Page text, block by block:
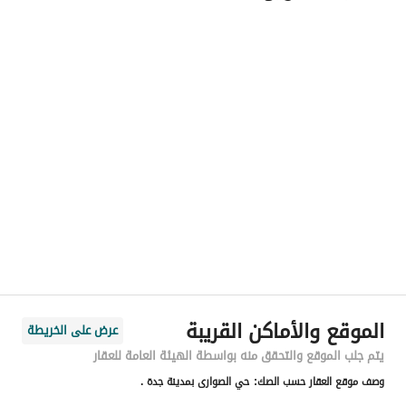
فلل بأعلى المواصفات لتجربة حياة فاخرة.
اسم المسؤول
رقم المبنى
4229
الرقم الاضافي
8226
الموقع والأماكن القريبة
عرض على الخريطة
يتم جلب الموقع والتحقق منه بواسطة الهيئة العامة للعقار
وصف موقع العقار حسب الصك: حي الصوارى بمدينة جدة .